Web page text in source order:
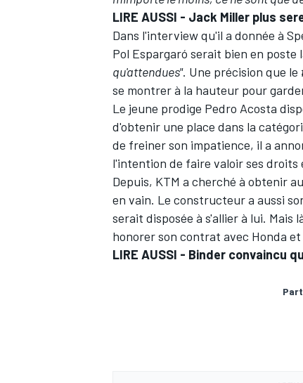
LIRE AUSSI - Jack Miller plus
Dans l'interview qu'il a donnée à
Pol Espargaró serait bien en poste
qu'attendues". Une précision que
se montrer à la hauteur pour
Le jeune prodige Pedro Acosta
d'obtenir une place dans la
de freiner son impatience, il a
l'intention de faire valoir ses droits
Depuis, KTM a cherché à obtenir
en vain. Le constructeur a aussi
serait disposée à s'allier à lui. Mais
honorer son contrat avec Honda et
LIRE AUSSI - Binder convaincu